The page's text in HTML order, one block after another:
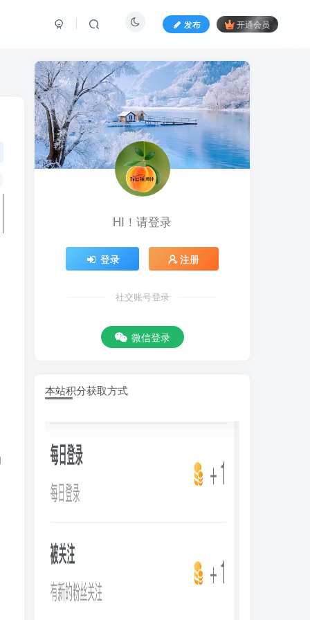
发布 开通会员
HI！请登录
登录 注册
社交账号登录
微信登录
本站积分获取方式